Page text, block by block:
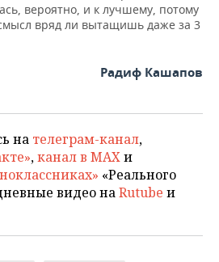
вероятно, и к лучшему, потому
вряд ли вытащишь даже за 3
Радиф Кашапов
на телеграм-канал,
,канал в MAXи
«Реального
видео наRutube и